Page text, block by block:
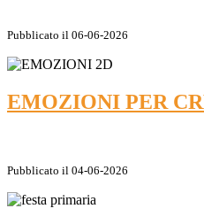
Pubblicato il 06-06-2026
EMOZIONI PER
Pubblicato il 04-06-2026